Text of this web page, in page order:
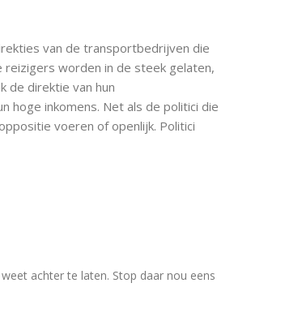
van de transportbedrijven die
worden in de steek gelaten,
de direktie van hun
hoge inkomens. Net als de politici die
voeren of openlijk. Politici
achter te laten. Stop daar nou eens